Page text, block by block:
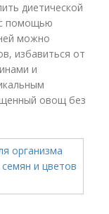
диетической
помощью
можно
избавиться от
и
овощ без